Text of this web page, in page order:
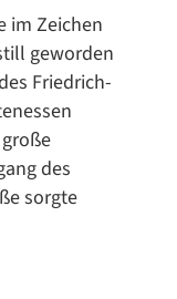
im Zeichen
geworden
Friedrich-
des
sorgte